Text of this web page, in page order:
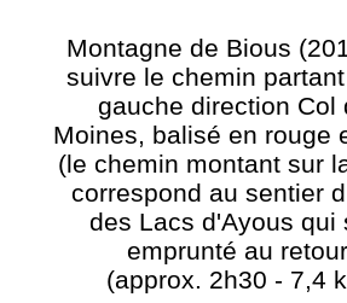
Montagne de Bious
suivre le chemin
gauche direction Col
Moines, balisé en rouge
(le chemin montant sur
correspond au sentier
des Lacs d'Ayous qui
emprunté au
(approx. 2h30 - 7,4